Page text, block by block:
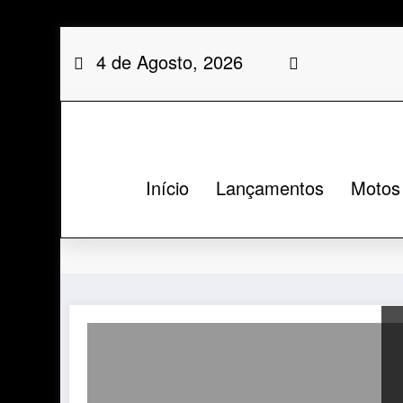
para
conteúdo
4 de Agosto, 2026
Início Lançamentos Motos